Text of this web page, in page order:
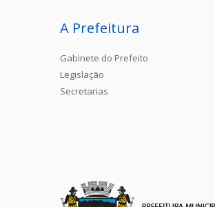
A Prefeitura
Gabinete do Prefeito
Legislação
Secretarias